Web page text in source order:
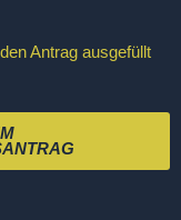
Antrag ausgefüllt